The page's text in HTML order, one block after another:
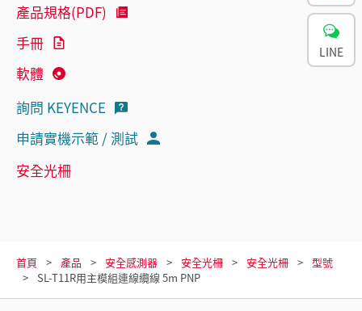
產品規格(PDF)
手冊
軟體
詢問 KEYENCE
申請實機示範 / 測試
安全光柵
首頁 產品 安全感測器 安全光柵 安全光柵
型號
SL-T11R用主模組連線纜線 5m PNP
LINE